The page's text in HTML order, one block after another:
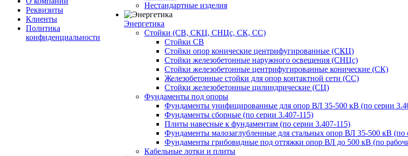
Реквизиты
Клиенты
Политика
конфиденциальности
Нестандартные изделия
Энергетика
Стойки (СВ, СКЦ, СНЦс, СК, СС)
Стойки СВ
Стойки опор конические центрифугированные (СКЦ)
Стойки железобетонные наружного освещения (СНЦс)
Стойки железобетонные центрифугированные конические (СК)
Железобетонные стойки для опор контактной сети (СС)
Стойки железобетонные цилиндрические (СЦ)
Фундаменты под опоры
Фундаменты унифицированные для опор ВЛ 35-500 кВ (по серии
Фундаменты сборные (по серии 3.407-115)
Плиты навесные к фундаментам (по серии 3.407-115)
Фундаменты малозаглубленные для стальных опор ВЛ 35-500 кВ (по
Фундаменты грибовидные под оттяжки опор ВЛ до 500 кВ (по
Кабельные лотки и плиты